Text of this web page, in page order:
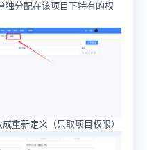
独分配在该项目下特有的权
重新定义（只取项目权限）